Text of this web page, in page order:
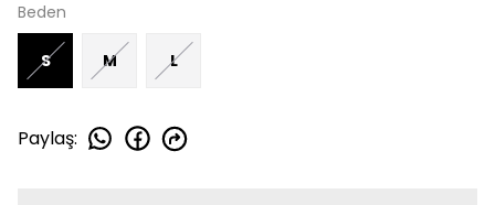
Beden
S M L
Paylaş: